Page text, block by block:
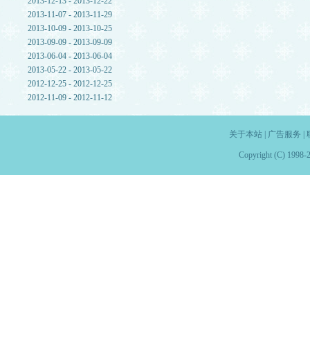
2013-11-07 - 2013-11-29
2013-10-09 - 2013-10-25
2013-09-09 - 2013-09-09
2013-06-04 - 2013-06-04
2013-05-22 - 2013-05-22
2012-12-25 - 2012-12-25
2012-11-09 - 2012-11-12
关于本站| 广告服务
Copyright (C) 1998-